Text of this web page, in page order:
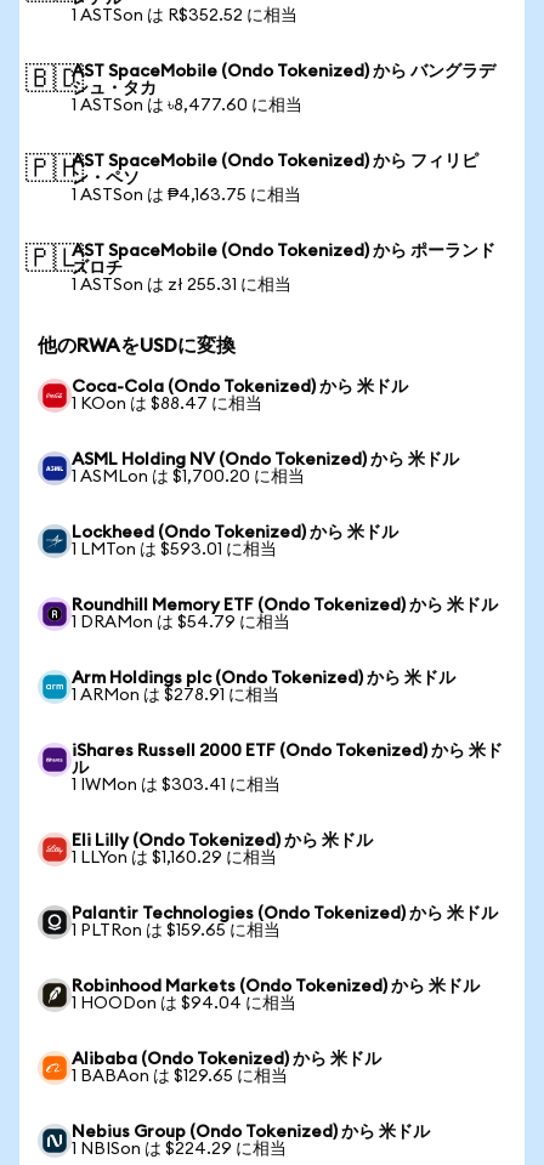
1 ASTSon は R$352.52 に相当
🇧🇩AST SpaceMobile (Ondo Tokenized) から バングラデ
シュ・タカ
1 ASTSon は ৳8,477.60 に相当
🇵🇭AST SpaceMobile (Ondo Tokenized) から フィリピ
ン・ペソ
1 ASTSon は ₱4,163.75 に相当
🇵🇱AST SpaceMobile (Ondo Tokenized) から ポーランド
ズロチ
1 ASTSon は zł 255.31 に相当
他のRWAをUSDに変換
Coca-Cola (Ondo Tokenized) から 米ドル
1 KOon は $88.47 に相当
ASML Holding NV (Ondo Tokenized) から 米ドル
1 ASMLon は $1,700.20 に相当
Lockheed (Ondo Tokenized) から 米ドル
1 LMTon は $593.01 に相当
Roundhill Memory ETF (Ondo Tokenized) から 米ドル
1 DRAMon は $54.79 に相当
Arm Holdings plc (Ondo Tokenized) から 米ドル
1 ARMon は $278.91 に相当
iShares Russell 2000 ETF (Ondo Tokenized) から 米ド
ル
1 IWMon は $303.41 に相当
Eli Lilly (Ondo Tokenized) から 米ドル
1 LLYon は $1,160.29 に相当
Palantir Technologies (Ondo Tokenized) から 米ドル
1 PLTRon は $159.65 に相当
Robinhood Markets (Ondo Tokenized) から 米ドル
1 HOODon は $94.04 に相当
Alibaba (Ondo Tokenized) から 米ドル
1 BABAon は $129.65 に相当
Nebius Group (Ondo Tokenized) から 米ドル
1 NBISon は $224.29 に相当